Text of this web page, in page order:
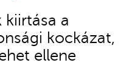
kiirtása a
kockázat,
ellene